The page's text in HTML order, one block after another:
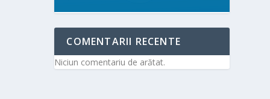
COMENTARII RECENTE
Niciun comentariu de arătat.